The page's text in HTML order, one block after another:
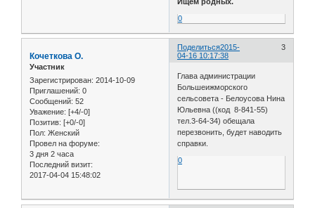
0
Поделиться 3
2015-
04-16 10:17:38
Кочеткова О.
Участник
Зарегистрирован: 2014-10-09
Приглашений: 0
Сообщений: 52
Уважение: [+4/-0]
Позитив: [+0/-0]
Пол: Женский
Провел на форуме:
3 дня 2 часа
Последний визит:
2017-04-04 15:48:02
Глава администрации
Большеижморского
сельсовета - Белоусова Нина
Юльевна ((код 8-841-55)
тел.3-64-34) обещала
перезвонить, будет наводить
справки.
0